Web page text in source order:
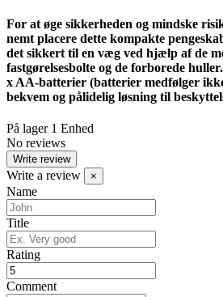
For at øge sikkerheden og mindske
nemt placere dette kompakte
det sikkert til en væg ved hjælp af de
fastgørelsesbolte og de forborede
x AA-batterier (batterier medfølger
bekvem og pålidelig løsning til
På lager 1 Enhed
No reviews
Write review
Write a review ×
Name
Title
Rating
Comment